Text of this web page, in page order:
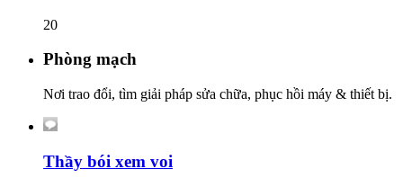
20
Phòng mạch
Nơi trao đổi, tìm giải pháp sửa chữa, phục hồi máy & thiết bị.
Thầy bói xem voi